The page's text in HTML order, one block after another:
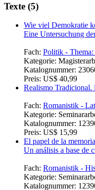
Texte (5)
Wie viel Demokratie
Eine Untersuchung
Fach: Politik -
Kategorie:
Katalognummer:
Preis: US$ 40,99
Realismo Tradicional.
Fach: Romanistik -
Kategorie:
Katalognummer:
Preis: US$ 15,99
El papel de la
Un análisis a base de
Fach: Romanistik -
Kategorie:
Katalognummer: